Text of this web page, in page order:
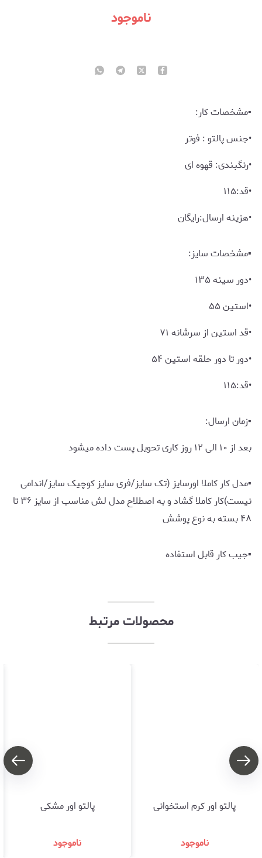
ناموجود
▪️مشخصات کار:
•رنگبندی: قهوه ای
▪️مشخصات سایز:
•دور سینه ۱۳۵
•استین ۵۵
•قد استین از سرشانه ۷۱
•دور تا دور حلقه استین ۵۴
•قد:۱۱۵
▪️زمان ارسال:
بعد از ۱۰ الی ۱۲ روز کاری تحویل پست داده میشود
▪️مدل کار کاملا اورسایز (تک سایز/فری سایز کوچیک سایز/اندامی
نیست)کار کاملا گشاد و به اصطلاح مدل لش مناسب از سایز ۳۶ تا
۴۸ بسته به نوع پوشش
▪️جیب کار قابل استفاده
محصولات مرتبط
پالتو اور کرم استخوانی
ناموجود
پالتو اور مشکی
ناموجود